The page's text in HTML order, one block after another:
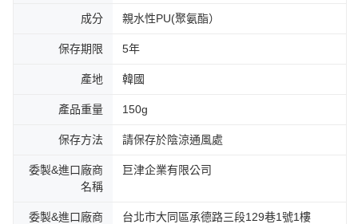
成分 親水性PU(聚氨酯）
保存期限 5年
產地 韓國
產品重量 150g
保存方法 請保存於陰涼通風處
委製&進口廠商
名稱
巨津企業有限公司
委製&進口廠商
台北市大同區承德路三段129巷1號1樓